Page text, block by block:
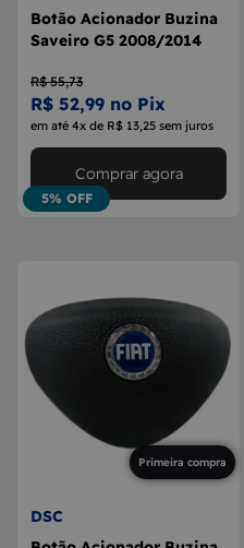
Botão Acionador Buzina
Saveiro G5 2008/2014
R$ 55,73
R$ 52,99 no Pix
em até 4x de R$ 13,25 sem juros
5% OFF
Comprar agora
Primeira compra
DSC